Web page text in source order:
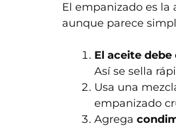
El empanizado es
aunque parece
El aceite
Así se sella
Usa una
empanizado
Agrega